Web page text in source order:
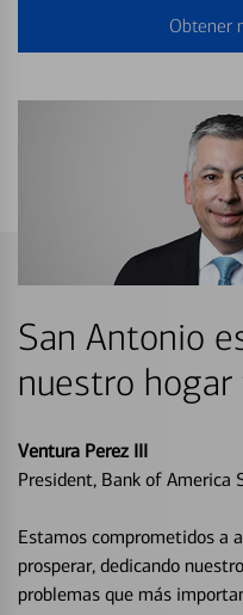
Obtener
San Antonio
nuestro
Ventura Perez III
President, Bank of America
Estamos comprometidos a
prosperar, dedicando
problemas que más